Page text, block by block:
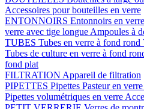
Accessoires pour bouteilles en verre
ENTONNOIRS Entonnoirs en
verre avec tige longue Ampoules à
TUBES Tubes en verre à fond rond
Tubes de culture en verre à fond
fond plat
FILTRATION Appareil de filtration
PIPETTES Pipettes Pasteur en verre
Pipettes volumétriques en verre